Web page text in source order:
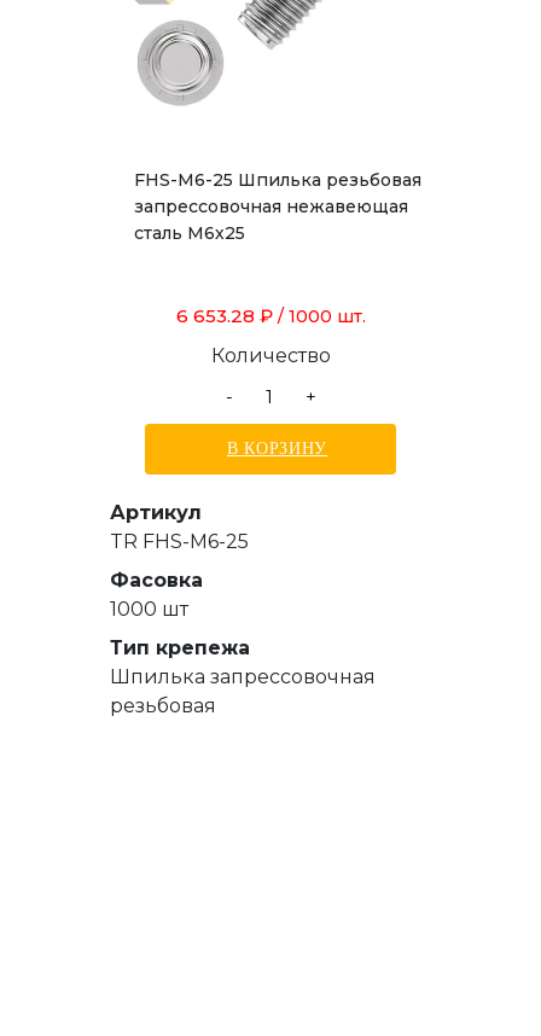
FHS-M6-25 Шпилька резьбовая
запрессовочная нежавеющая
сталь М6х25
6 653.28 ₽ / 1000 шт.
Количество
-
+
В КОРЗИНУ
Артикул
TR FHS-M6-25
Фасовка
1000 шт
Тип крепежа
Шпилька запрессовочная
резьбовая